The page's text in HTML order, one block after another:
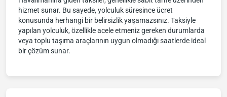
hizmet sunar. Bu sayede, yolculuk süresince ücret
konusunda herhangi bir belirsizlik yaşamazsınız. Taksiyle
yapılan yolculuk, özellikle acele etmeniz gereken durumlarda
veya toplu taşıma araçlarının uygun olmadığı saatlerde ideal
bir çözüm sunar.